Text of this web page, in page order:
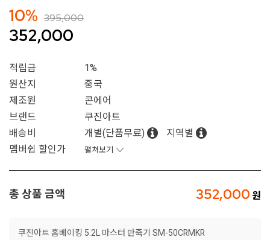
10% 395,000
352,000
적립금
1%
원산지
중국
제조원
콘에어
브랜드
쿠진아트
배송비
개별(단품무료)
지역별
멤버쉽 할인가
펼쳐보기
총 상품 금액 352,000
쿠진아트 홈베이킹 5.2L 마스터 반죽기 SM-50CRMKR